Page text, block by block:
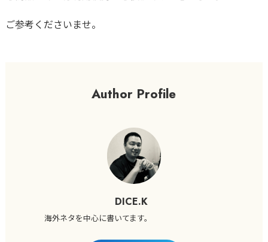
ご参考くださいませ。
Author Profile
DICE.K
海外ネタを中心に書いてます。